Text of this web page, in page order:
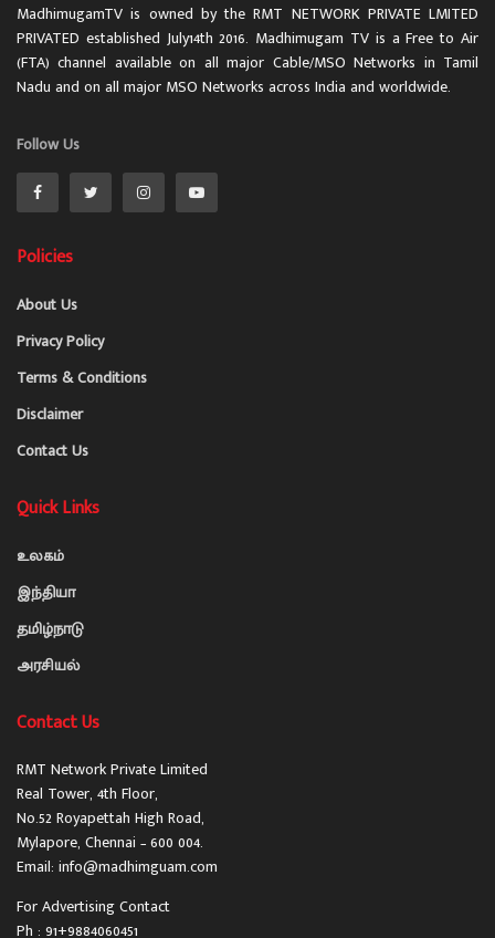
MadhimugamTV is owned by the RMT NETWORK PRIVATE LMITED
PRIVATED established July14th 2016. Madhimugam TV is a Free to Air
(FTA) channel available on all major Cable/MSO Networks in Tamil
Nadu and on all major MSO Networks across India and worldwide.
Follow Us
Policies
About Us
Privacy Policy
Terms & Conditions
Disclaimer
Contact Us
Quick Links
உலகம்
இந்தியா
தமிழ்நாடு
அரசியல்
Contact Us
RMT Network Private Limited
Real Tower, 4th Floor,
No.52 Royapettah High Road,
Mylapore, Chennai – 600 004.
Email: info@madhimguam.com
For Advertising Contact
Ph : 91+9884060451